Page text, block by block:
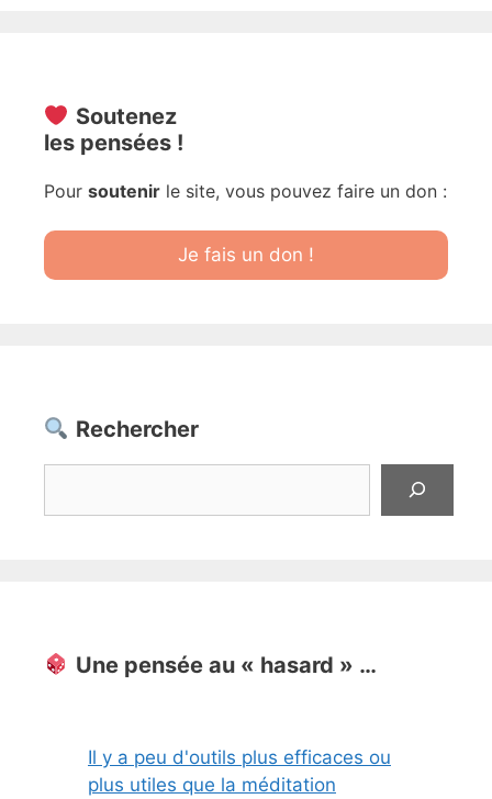
Soutenez
les pensées !
Pour soutenir le site, vous pouvez faire un don :
Je fais un don !
Rechercher
Une pensée au « hasard » …
Il y a peu d'outils plus efficaces ou
plus utiles que la méditation